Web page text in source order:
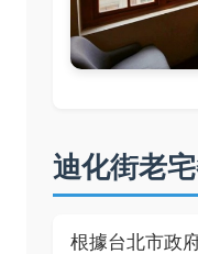
迪化街老
根據台北市政